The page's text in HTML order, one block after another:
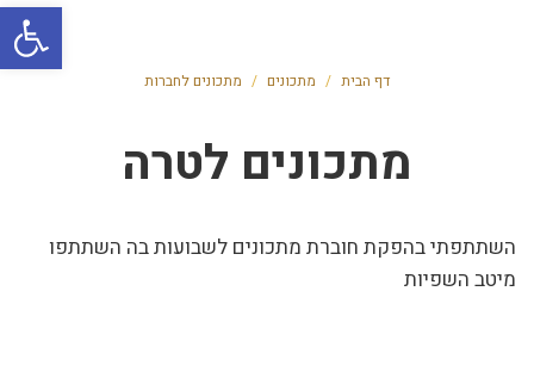
פתח
דף הבית / מתכונים / מתכונים לחברות
מתכונים לטרה
השתתפתי בהפקת חוברת מתכונים לשבועות בה השתתפו
מיטב השפיות